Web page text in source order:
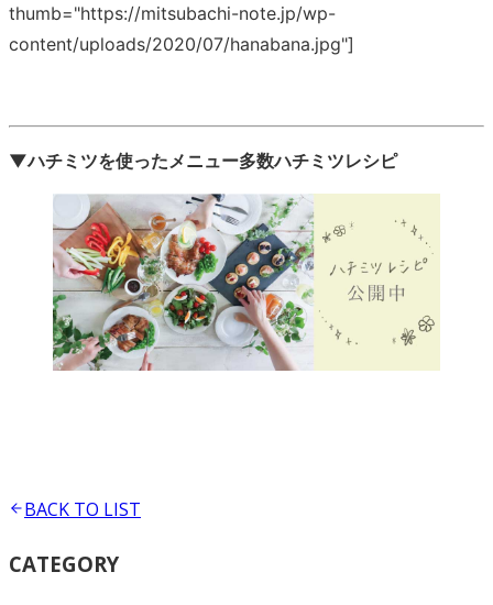
thumb="https://mitsubachi-note.jp/wp-
content/uploads/2020/07/hanabana.jpg"]
▼ハチミツを使ったメニュー多数ハチミツレシピ
BACK TO LIST
CATEGORY